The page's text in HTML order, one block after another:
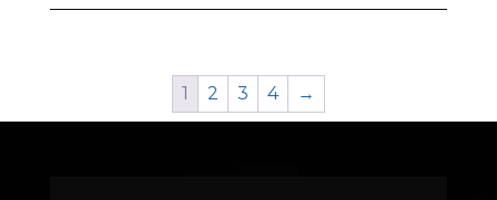
1 2 3 4 →